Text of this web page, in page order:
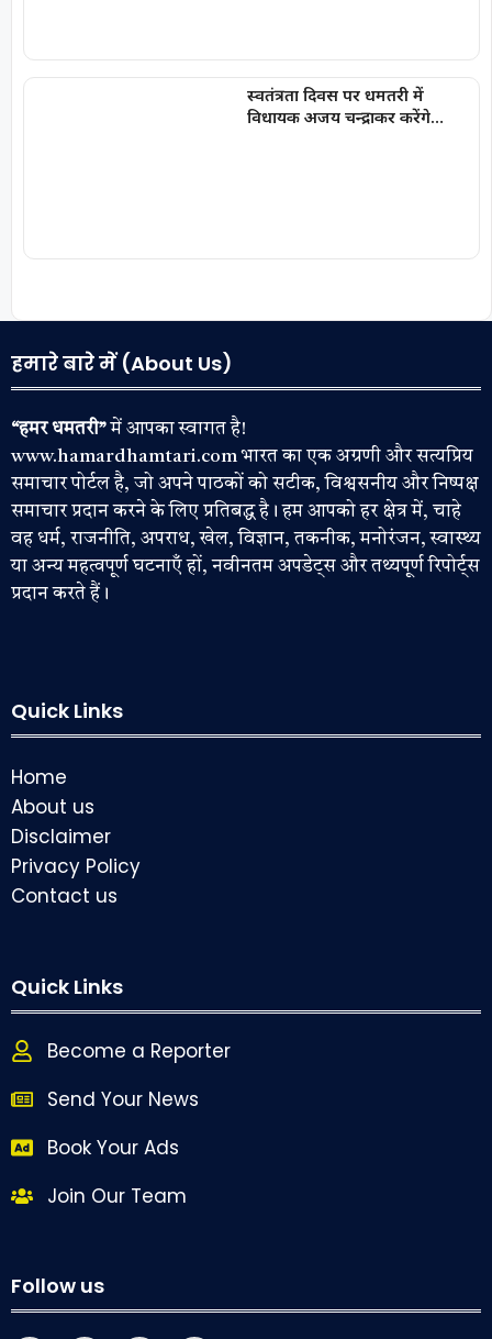
स्वतंत्रता दिवस पर धमतरी में
विधायक अजय चन्द्राकर करेंगे
हमारे बारे में (About Us)
“हमर धमतरी”में आपका स्वागत है!
www.hamardhamtari.com भारत का एक अग्रणी और सत्यप्रिय
समाचार पोर्टल है, जो अपने पाठकों को सटीक, विश्वसनीय और निष्पक्ष
समाचार प्रदान करने के लिए प्रतिबद्ध है। हम आपको हर क्षेत्र में, चाहे
वह धर्म, राजनीति, अपराध, खेल, विज्ञान, तकनीक, मनोरंजन, स्वास्थ्य
या अन्य महत्वपूर्ण घटनाएँ हों, नवीनतम अपडेट्स और तथ्यपूर्ण रिपोर्ट्स
प्रदान करते हैं।
Quick Links
Home
About us
Disclaimer
Privacy Policy
Contact us
Quick Links
Become a Reporter
Send Your News
Book Your Ads
Join Our Team
Follow us